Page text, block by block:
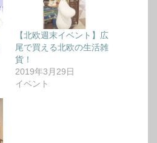
【北欧週末イベント】広
尾で買える北欧の生活雑
貨！
2019年3月29日
イベント